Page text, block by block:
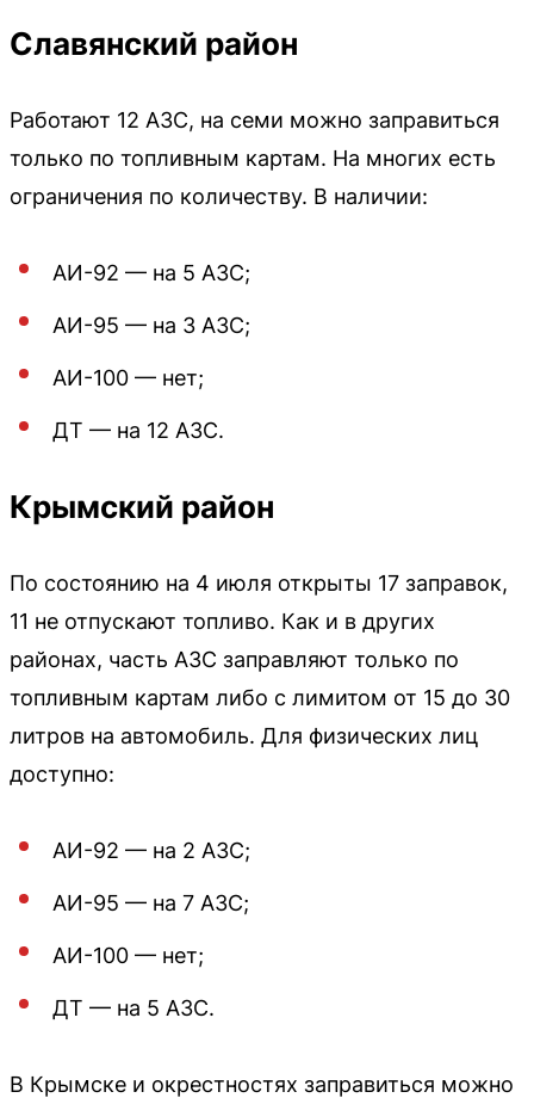
Славянский район
Работают 12 АЗС, на семи можно заправиться
только по топливным картам. На многих есть
ограничения по количеству. В наличии:
АИ-92 — на 5 АЗС;
АИ-95 — на 3 АЗС;
АИ-100 — нет;
ДТ — на 12 АЗС.
Крымский район
По состоянию на 4 июля открыты 17 заправок,
11 не отпускают топливо. Как и в других
районах, часть АЗС заправляют только по
топливным картам либо с лимитом от 15 до 30
литров на автомобиль. Для физических лиц
доступно:
АИ-92 — на 2 АЗС;
АИ-95 — на 7 АЗС;
АИ-100 — нет;
ДТ — на 5 АЗС.
В Крымске и окрестностях заправиться можно